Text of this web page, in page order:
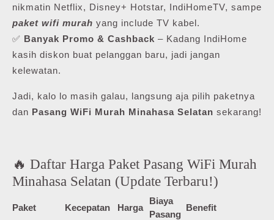
nikmatin Netflix, Disney+ Hotstar, IndiHomeTV, sampe
paket wifi murah yang include TV kabel.
✅ Banyak Promo & Cashback – Kadang IndiHome
kasih diskon buat pelanggan baru, jadi jangan
kelewatan.
Jadi, kalo lo masih galau, langsung aja pilih paketnya
dan Pasang WiFi Murah Minahasa Selatan sekarang!
🔥 Daftar Harga Paket Pasang WiFi Murah
Minahasa Selatan (Update Terbaru!)
Paket Kecepatan Harga
Biaya
Pasang
Benefit